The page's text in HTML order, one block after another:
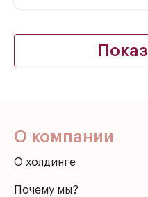
О компании
О холдинге
Почему мы?